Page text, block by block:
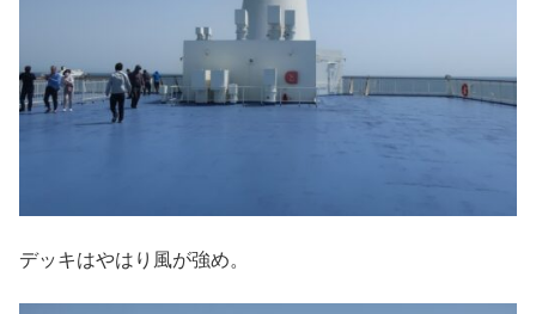
デッキはやはり風が強め。